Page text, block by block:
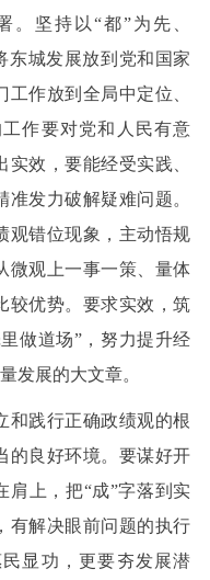
。坚持以“都”为先、
东城发展放到党和国家
作放到全局中定位、
作要对党和人民有意
效，要能经受实践、
发力破解疑难问题。
观错位现象，主动悟规
微观上一事一策、量体
较优势。要求实效，筑
做道场”，努力提升经
发展的大文章。
践行正确政绩观的根
的良好环境。要谋好开
肩上，把“成”字落到实
有解决眼前问题的执行
显功，更要夯发展潜